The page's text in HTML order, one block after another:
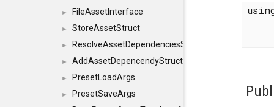
► FileAssetInterface
► StoreAssetStruct
► ResolveAssetDependenciesStruct
► AddAssetDepencendyStruct
► PresetLoadArgs
►
PresetSaveArgs